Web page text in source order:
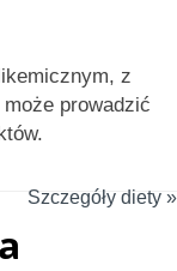
z
prowadzić
Szczegóły diety »